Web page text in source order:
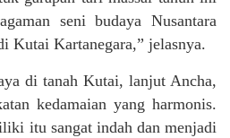
seni budaya Nusantara
Kutai Kartanegara,” jelasnya.
di tanah Kutai, lanjut Ancha,
kedamaian yang harmonis.
itu sangat indah dan menjadi